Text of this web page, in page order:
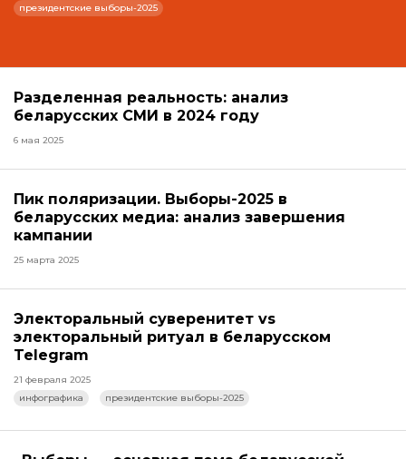
президентские выборы-2025
Разделенная реальность: анализ
беларусских СМИ в 2024 году
6 мая 2025
Пик поляризации. Выборы-2025 в
беларусских медиа: анализ завершения
кампании
25 марта 2025
Электоральный суверенитет vs
электоральный ритуал в беларусском
Telegram
21 февраля 2025
инфографика
президентские выборы-2025